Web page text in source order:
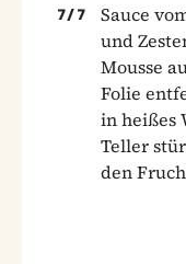
7/ 7
Sauce
und
Mousse
Folie
in heißes
Teller
den